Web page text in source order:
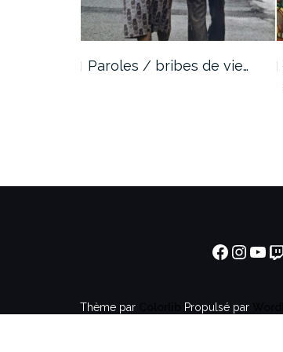
Paroles / bribes de vie…
Thème par Propulsé par